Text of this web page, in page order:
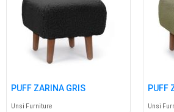
PUFF ZARINA GRIS
Unsi Furniture
PUFF
Unsi